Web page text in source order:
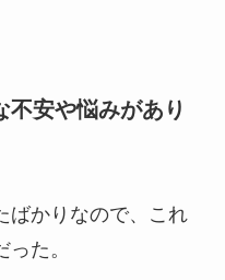
不安や悩みがあり
ばかりなので、これ
た。